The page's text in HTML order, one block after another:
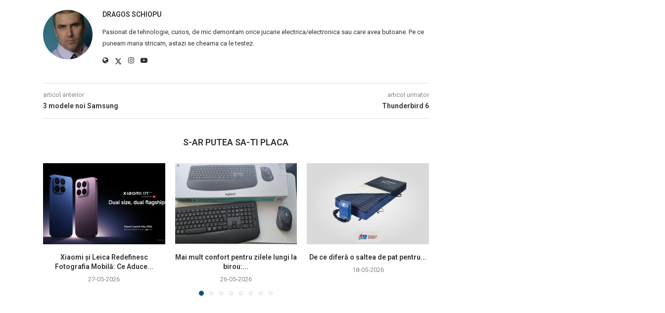
DRAGOS SCHIOPU
Pasionat de tehnologie, curios, de mic demontam orice jucarie electrica/electronica sau care avea butoane. Pe ce
puneam mana stricam, astazi se cheama ca le testez.
articol anterior
3 modele noi Samsung
articol urmator
Thunderbird 6
S-AR PUTEA SA-TI PLACA
Xiaomi și Leica Redefinesc
Fotografia Mobilă: Ce Aduce...
27-05-2026
Mai mult confort pentru zilele lungi la
birou:...
26-05-2026
De ce diferă o saltea de pat pentru...
18-05-2026